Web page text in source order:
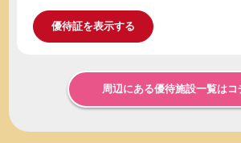
優待証を表示する
周辺にある優待施設一覧はコ